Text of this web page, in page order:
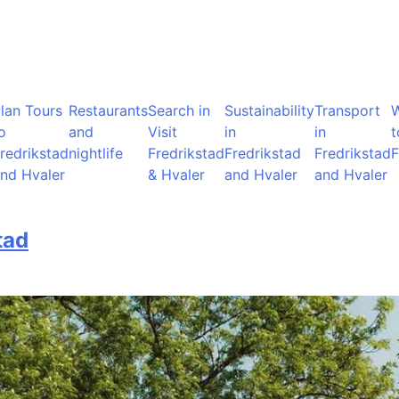
Tours
Hvaler
Restaurants
and
nightlife
Search in
Visit
Fredrikstad
& Hvaler
Sustainability
in
Fredrikstad
and Hvaler
Transport
in
Fredrikstad
and Hvaler